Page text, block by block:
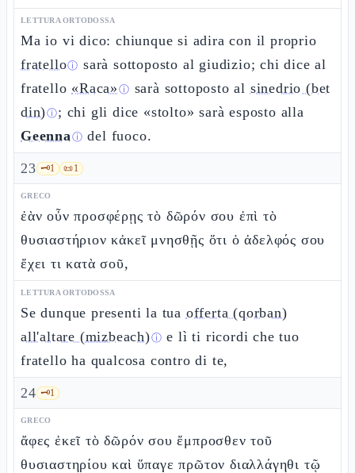
LETTURA ORTODOSSA
Ma io vi dico: chiunque si adira con il proprio
fratelloⓘ sarà sottoposto al giudizio; chi dice al
fratello «Raca» ⓘ sarà sottoposto al sinedrio (bet
din)ⓘ; chi gli dice «stolto» sarà esposto alla
Geennaⓘ del fuoco.
23 🗝️1 📜1
GRECO
ἐὰν οὖν προσφέρῃς τὸ δῶρόν σου ἐπὶ τὸ
θυσιαστήριον κἀκεῖ μνησθῇς ὅτι ὁ ἀδελφός σου
ἔχει τι κατὰ σοῦ,
LETTURA ORTODOSSA
Se dunque presenti la tua offerta (qorban)
all'altare (mizbeach)ⓘ e lì ti ricordi che tuo
fratello ha qualcosa contro di te,
24 🗝️1
GRECO
ἄφες ἐκεῖ τὸ δῶρόν σου ἔμπροσθεν τοῦ
θυσιαστηρίου καὶ ὕπαγε πρῶτον διαλλάγηθι τῷ